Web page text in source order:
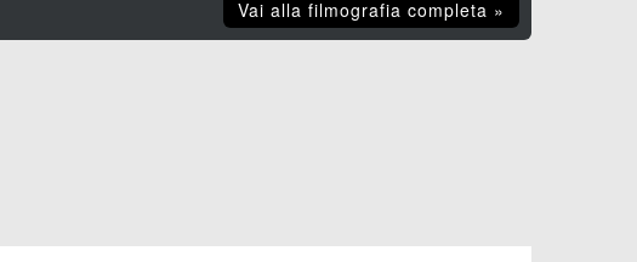
Vai alla filmografia completa »